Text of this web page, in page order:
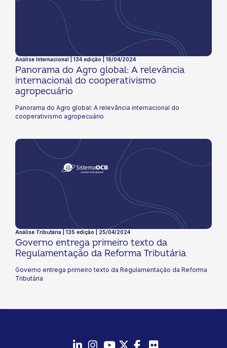
Análise Internacional | 134 edição | 18/04/2024
Panorama do Agro global: A relevância
internacional do cooperativismo
agropecuário
Panorama do Agro global: A relevância internacional do
cooperativismo agropecuário
Análise Tributária | 135 edição | 25/04/2024
Governo entrega primeiro texto da
Regulamentação da Reforma Tributária
Governo entrega primeiro texto da Regulamentação da Reforma
Tributária